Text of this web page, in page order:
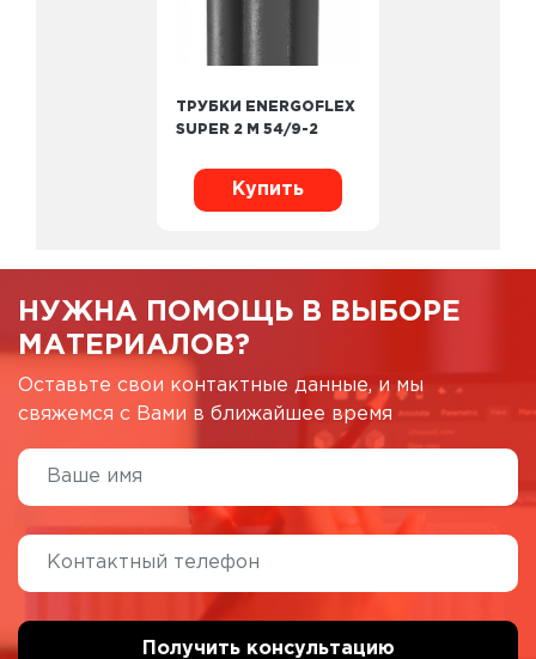
ТРУБКИ ENERGOFLEX
SUPER 2 М 54/9-2
Купить
НУЖНА ПОМОЩЬ В ВЫБОРЕ
МАТЕРИАЛОВ?
Оставьте свои контактные данные, и мы
свяжемся с Вами в ближайшее время